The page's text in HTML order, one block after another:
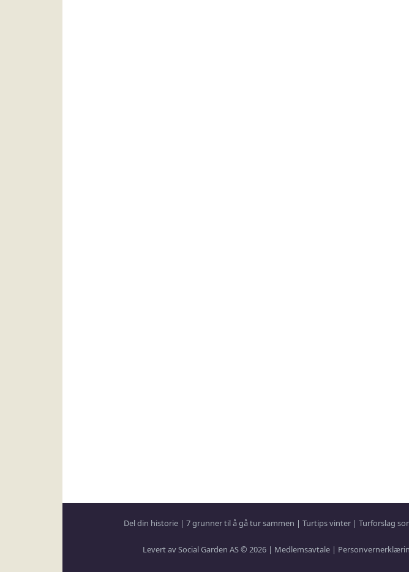
Del din historie| 7 grunner til å gå tur sammen | Turtips vinter| Turforslag
Levert av Social Garden AS © 2026 | Medlemsavtale |